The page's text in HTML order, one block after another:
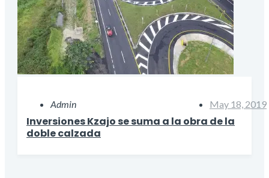
Admin May 18, 2019
Inversiones Kzajo se suma a la obra de la
doble calzada